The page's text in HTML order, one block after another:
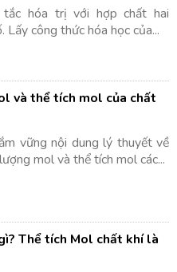
tắc hóa trị với hợp chất hai
Lấy công thức hóa học của...
và thể tích mol của chất
vững nội dung lý thuyết về
mol và thể tích mol các...
Thể tích Mol chất khí là